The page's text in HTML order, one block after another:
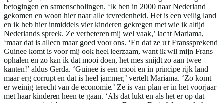
betogingen en samenscholingen. ‘Ik ben in 2000 naar Nederland
gekomen en woon hier naar alle tevredenheid. Het is een veilig land
en ik heb hier inmiddels vier kinderen gekregen met wie ik altijd
Nederlands spreek. Ze verbeteren mij wel vaak,’ lacht Mariama,
‘maar dat is alleen maar goed voor ons. ‘En dat ze uit Franssprekend
Guinee komt is voor mij ook heel leerzaam, want ik wil mijn Frans
ophalen en zo kan ik dat mooi doen, het mes snijdt zo aan twee
kanten!’ aldus Gerda. ‘Guinee is een mooi en in principe rijk land
maar erg corrupt en dat is heel jammer,’ vertelt Mariama. ‘Zo komt
er weinig terecht van de economie.’ Ze is van plan er in het voorjaar
met haar kinderen heen te gaan. ‘Als dat lukt en als het er op dat